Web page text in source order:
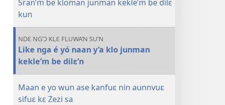
wafa'n
SASAFUƐ
TRANWLƐ'N
klo
sin’n
Sran’m be kloman junman kekle’m be dilɛ
kun
NDƐ NG’Ɔ KLƐ FLUWA’N SU’N
Like nga é yó naan y’a klo junman
kekle’m be dilɛ’n
Maan e yo wun ase kanfuɛ nin aunnvuɛ
sifuɛ kɛ Zezi sa